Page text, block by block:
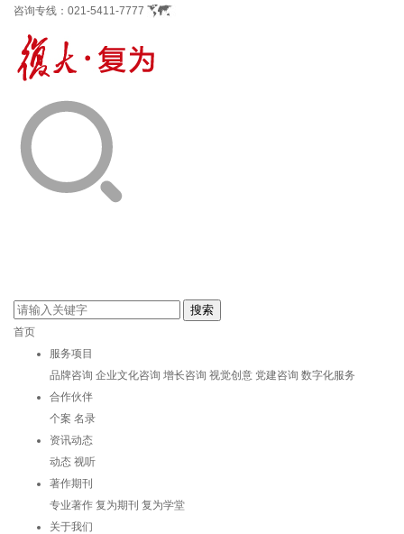
咨询专线： 021-5411-7777
首页
服务项目
品牌咨询 企业文化咨询 增长咨询 视觉创意 党建咨询 数字化服务
合作伙伴
个案 名录
资讯动态
动态 视听
著作期刊
专业著作 复为期刊 复为学堂
关于我们